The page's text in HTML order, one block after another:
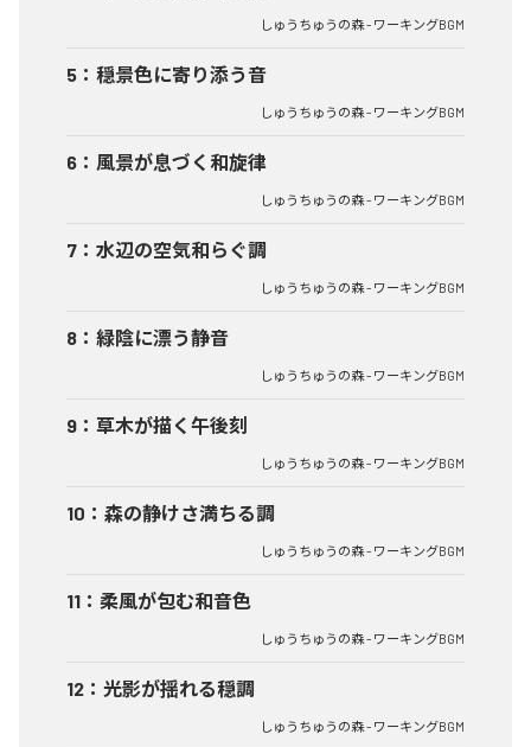
しゅうちゅうの森 - ワーキングBGM
5 ： 穏景色に寄り添う音
しゅうちゅうの森 - ワーキングBGM
6 ： 風景が息づく和旋律
しゅうちゅうの森 - ワーキングBGM
7 ： 水辺の空気和らぐ調
しゅうちゅうの森 - ワーキングBGM
8 ： 緑陰に漂う静音
しゅうちゅうの森 - ワーキングBGM
9 ： 草木が描く午後刻
しゅうちゅうの森 - ワーキングBGM
10 ： 森の静けさ満ちる調
しゅうちゅうの森 - ワーキングBGM
11 ： 柔風が包む和音色
しゅうちゅうの森 - ワーキングBGM
12 ： 光影が揺れる穏調
しゅうちゅうの森 - ワーキングBGM